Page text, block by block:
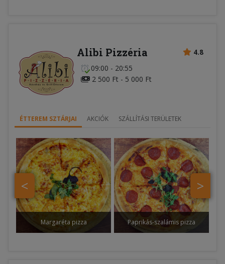
4.8
Alibi Pizzéria
09:00 - 20:55
2 500 Ft - 5 000 Ft
ÉTTEREM SZTÁRJAI AKCIÓK SZÁLLÍTÁSI TERÜLETEK
>
<
Margaréta pizza Paprikás-szalámis pizza